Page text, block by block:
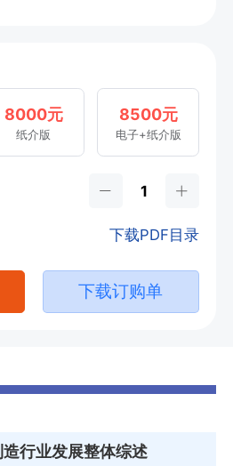
8000元
纸介版
8500元
电子+纸介版
下载PDF目录
下载订购单
造行业发展整体综述